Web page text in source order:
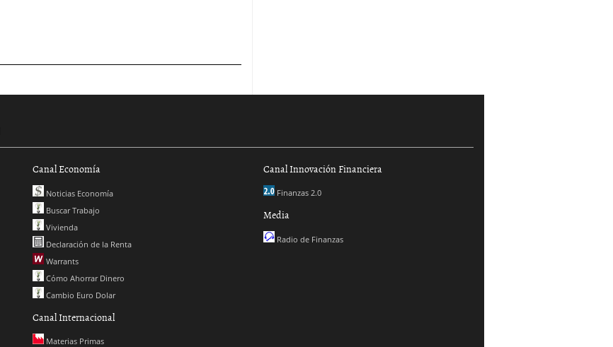
Canal Economía
Noticias Economía
Buscar Trabajo
Vivienda
Declaración de la Renta
Warrants
Cómo Ahorrar Dinero
Cambio Euro Dolar
Canal Internacional
Materias Primas
Canal Innovación Financiera
Finanzas 2.0
Media
Radio de Finanzas